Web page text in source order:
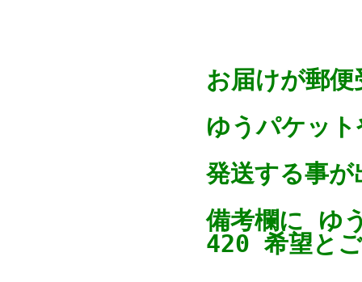
お届けが郵
ゆうパケッ
発送する事が
備考欄に ゆ
420 希望と